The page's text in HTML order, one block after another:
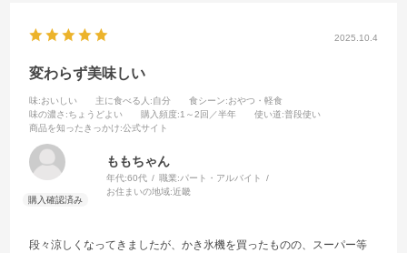
2025.10.4
変わらず美味しい
味:おいしい 主に食べる人 :自分 食シーン:おやつ・軽食
味の濃さ :ちょうどよい 購入頻度:1～2回／半年 使い道:普段使い
商品を知ったきっかけ:公式サイト
ももちゃん
年代:60代 職業:パート・アルバイト
お住まいの地域:近畿
段々涼しくなってきましたが、かき氷機を買ったものの、スーパー等